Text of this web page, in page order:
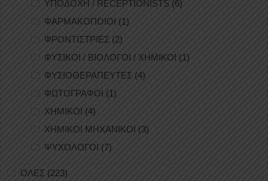
ΥΠΟΔΟΧΗ / RECEPTIONISTS (6)
ΦΑΡΜΑΚΟΠΟΙΟΙ (1)
ΦΡΟΝΤΙΣΤΡΙΕΣ (2)
ΦΥΣΙΚΟΙ / ΒΙΟΛΟΓΟΙ / ΧΗΜΙΚΟΙ (1)
ΦΥΣΙΟΘΕΡΑΠΕΥΤΕΣ (4)
ΦΩΤΟΓΡΑΦΟΙ (1)
ΧΗΜΙΚΟΙ (4)
ΧΗΜΙΚΟΙ ΜΗΧΑΝΙΚΟΙ (3)
ΨΥΧΟΛΟΓΟΙ (7)
ΟΛΕΣ (223)